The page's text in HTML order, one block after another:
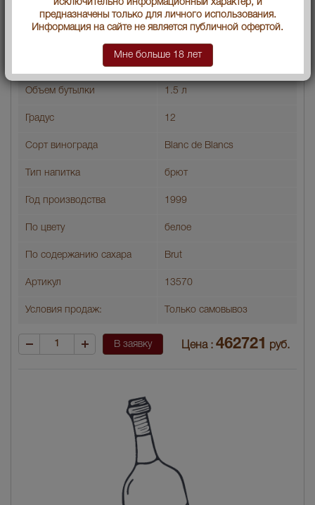
Salon Brut Blanc de Blancs 1999 gift box шампанское Салон
Страна производства
Объем бутылки 1.5 л
Градус 12
Сорт винограда Blanc de Blancs
Тип напитка брют
Год производства 1999
По цвету белое
По содержанию сахара Brut
Артикул 13570
Условия продаж: Только самовывоз
В заявку Цена : 462721 руб.
исключительно информационный характер, и
предназначены только для личного использования.
Информация на сайте не является публичной офертой.
Мне больше 18 лет